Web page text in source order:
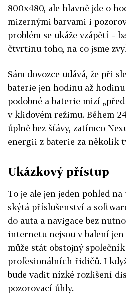
800x480, ale hlavně jde o
mizernými barvami i
problém se ukáže vzápětí –
čtvrtinu toho, na co jsme
Sám dovozce udává, že při
baterie jen hodinu až
podobné a baterie mizí
v klidovém režimu. Během
úplně bez šťávy, zatímco
energii z baterie za několik
Ukázkový přístup
To je ale jen jeden pohled
skýtá příslušenství a
do auta a navigace bez
internetu nejsou v balení jen
může stát obstojný
profesionálních řidičů. I
bude vadit nízké rozlišení
pozorovací úhly.